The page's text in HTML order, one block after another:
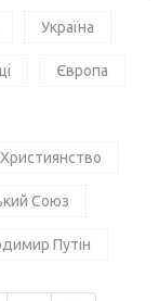
Україна
Європа
Християнство
Союз
Путін